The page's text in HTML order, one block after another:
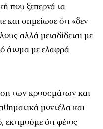
που ξεπερνά τα
και σημείωσε ότι «δεν
αλλά μεταδίδεται με
άτομα με ελαφρά
των κρουσμάτων και
μοντέλα και
ότι φέτος